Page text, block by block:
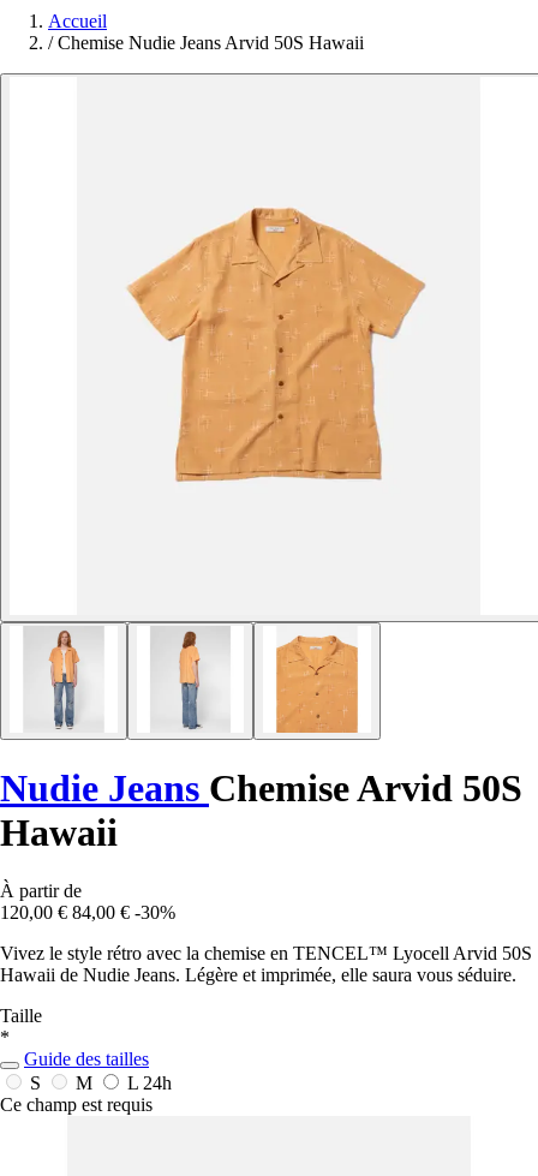
Accueil
/ Chemise Nudie Jeans Arvid 50S Hawaii
Nudie Jeans Chemise Arvid 50S
Hawaii
À partir de
120,00 € 84,00 € -30%
Vivez le style rétro avec la chemise en TENCEL™ Lyocell Arvid 50S
Hawaii de Nudie Jeans. Légère et imprimée, elle saura vous séduire.
Taille
*
Guide des tailles
S
M L 24h
Ce champ est requis